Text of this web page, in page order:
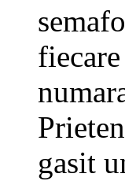
gasit